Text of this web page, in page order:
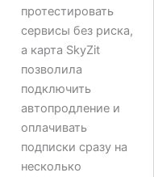
протестировать
сервисы без риска,
а карта SkyZit
позволила
подключить
автопродление и
оплачивать
подписки сразу на
несколько